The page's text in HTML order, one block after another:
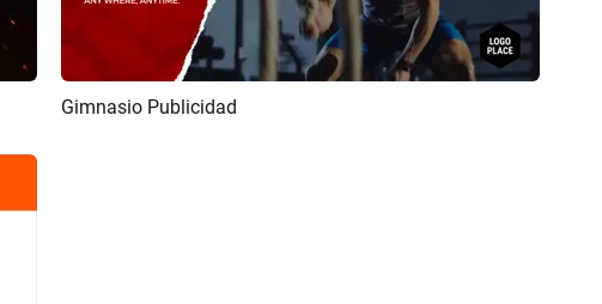
Previsualizar
Gimnasio Publicidad